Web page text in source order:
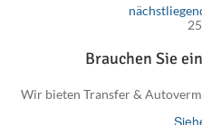
Brauchen Sie
Wir bieten Transfer &